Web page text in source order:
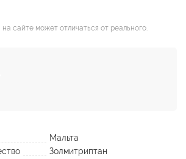
сайте может отличаться от реального.
Мальта
Золмитриптан